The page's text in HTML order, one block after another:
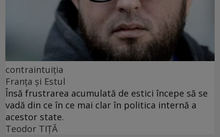
contraintuiția
Franța și Estul
Însă frustrarea acumulată de estici începe să se
vadă din ce în ce mai clar în politica internă a
acestor state.
Teodor TIŢĂ